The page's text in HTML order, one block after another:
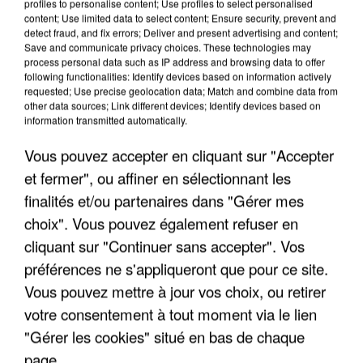
FRANCE
"JE SUIS À DISPOSITION DES
ENFOIRÉS"
"ON A TOUS LE TRAC"
"ON N'EST PAS DES PARENTS
PARFAITS"
content; Use limited data to select content; Ensure security, prevent and
detect fraud, and fix errors; Deliver and present advertising and content;
Save and communicate privacy choices. These technologies may
process personal data such as IP address and browsing data to offer
following functionalities: Identify devices based on information actively
requested; Use precise geolocation data; Match and combine data from
other data sources; Link different devices; Identify devices based on
information transmitted automatically.
Vous pouvez accepter en cliquant sur "Accepter
et fermer", ou affiner en sélectionnant les
finalités et/ou partenaires dans "Gérer mes
choix". Vous pouvez également refuser en
cliquant sur "Continuer sans accepter". Vos
préférences ne s'appliqueront que pour ce site.
Vous pouvez mettre à jour vos choix, ou retirer
votre consentement à tout moment via le lien
"Gérer les cookies" situé en bas de chaque
page.